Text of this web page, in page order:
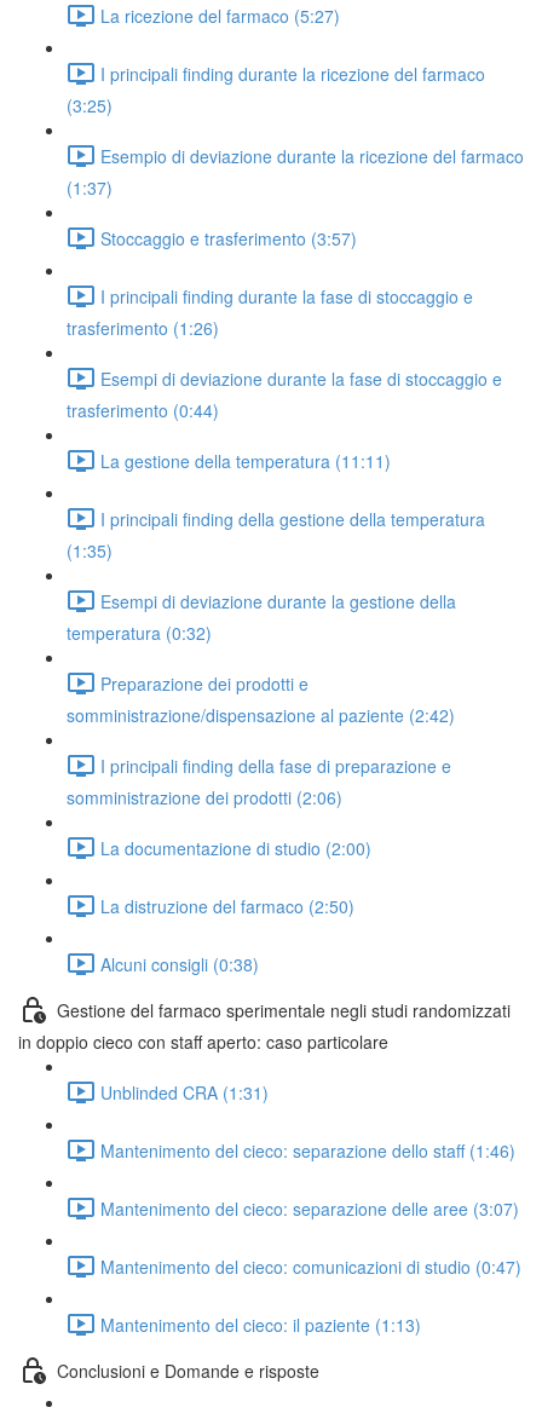
La ricezione del farmaco (5:27)
I principali finding durante la ricezione del farmaco
(3:25)
Esempio di deviazione durante la ricezione del farmaco
(1:37)
Stoccaggio e trasferimento (3:57)
I principali finding durante la fase di stoccaggio e
trasferimento (1:26)
Esempi di deviazione durante la fase di stoccaggio e
trasferimento (0:44)
La gestione della temperatura (11:11)
I principali finding della gestione della temperatura
(1:35)
Esempi di deviazione durante la gestione della
temperatura (0:32)
Preparazione dei prodotti e
somministrazione/dispensazione al paziente (2:42)
I principali finding della fase di preparazione e
somministrazione dei prodotti (2:06)
La documentazione di studio (2:00)
La distruzione del farmaco (2:50)
Alcuni consigli (0:38)
Gestione del farmaco sperimentale negli studi randomizzati
in doppio cieco con staff aperto: caso particolare
Unblinded CRA (1:31)
Mantenimento del cieco: separazione dello staff (1:46)
Mantenimento del cieco: separazione delle aree (3:07)
Mantenimento del cieco: comunicazioni di studio (0:47)
Mantenimento del cieco: il paziente (1:13)
Conclusioni e Domande e risposte